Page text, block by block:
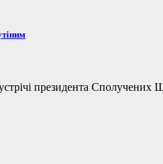
президента Сполучених